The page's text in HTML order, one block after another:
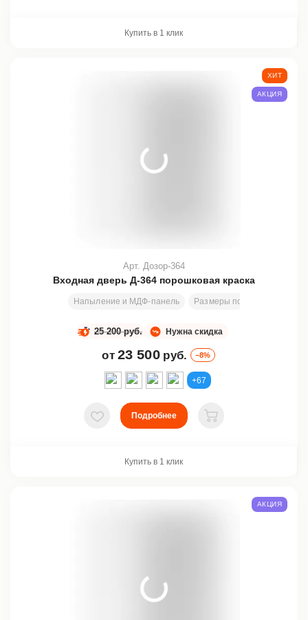
Купить в 1 клик
Входная дверь Д-364 порошковая краска
Напыление и МДФ-панель Размеры под заказ
Арт. Дозор-364
Нужна скидка
25 200 руб.
от 23 500 руб. –8%
ХИТ
АКЦИЯ
+67
В избранное
Подробнее
В корзину
Купить в 1 клик
АКЦИЯ